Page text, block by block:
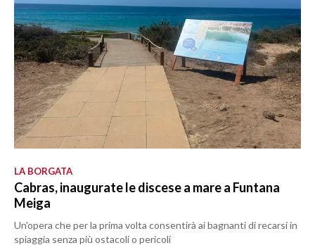
LA BORGATA
Cabras, inaugurate le discese a mare a Funtana
Meiga
Un'opera che per la prima volta consentirà ai bagnanti di recarsi in
spiaggia senza più ostacoli o pericoli